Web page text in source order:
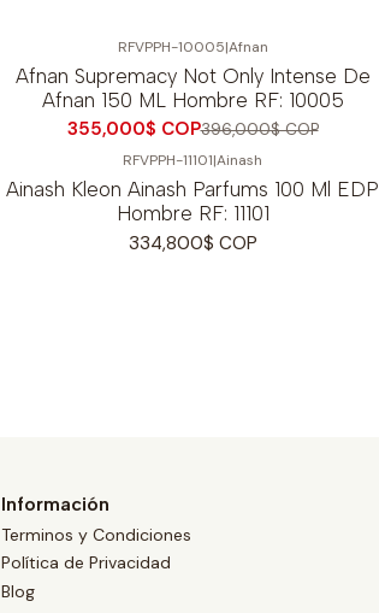
RFVPPH-10005|Afnan
Afnan Supremacy Not Only Intense De
Afnan 150 ML Hombre RF: 10005
355,000$ COP396,000$ COP
RFVPPH-11101|Ainash
Ainash Kleon Ainash Parfums 100 Ml EDP
Hombre RF: 11101
334,800$ COP
Información
Terminos y Condiciones
Política de Privacidad
Blog